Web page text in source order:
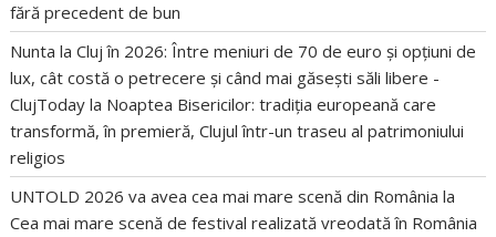
fără precedent de bun
Nunta la Cluj în 2026: Între meniuri de 70 de euro și opțiuni de
lux, cât costă o petrecere și când mai găsești săli libere -
ClujToday la Noaptea Bisericilor: tradiția europeană care
transformă, în premieră, Clujul într-un traseu al patrimoniului
religios
UNTOLD 2026 va avea cea mai mare scenă din România la
Cea mai mare scenă de festival realizată vreodată în România